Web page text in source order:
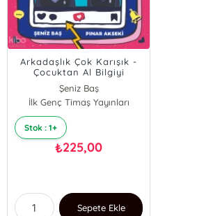
Arkadaşlık Çok Karışık -
Çocuktan Al Bilgiyi
Şeniz Baş
Pınar Akseki
İlk Genç Timaş Yayınları
Stok : 1+
₺225,00
Sepete Ekle